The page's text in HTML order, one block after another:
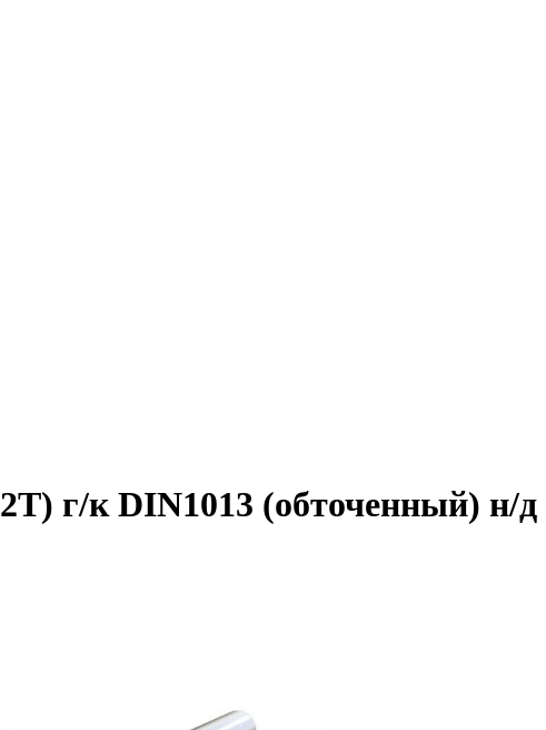
г/к DIN1013 (обточенный) н/д